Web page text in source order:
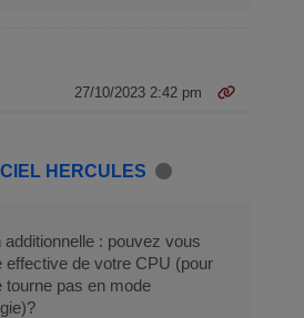
27/10/2023 2:42 pm
HERCULES
: pouvez vous
effective de votre CPU (pour
tourne pas en mode